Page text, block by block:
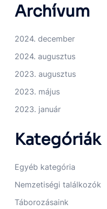
Archívum
2024. december
2024. augusztus
2023. augusztus
2023. május
2023. január
Kategóriák
Egyéb kategória
Nemzetiségi találkozók
Táborozásaink